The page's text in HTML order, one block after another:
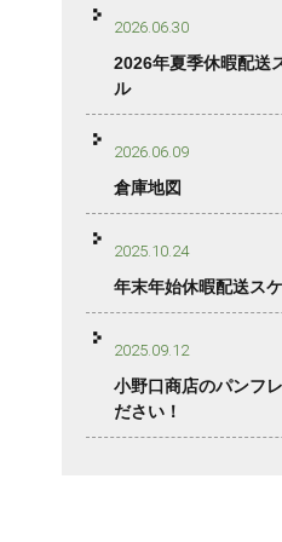
2026.06.30
2026年夏季休暇配送
ル
2026.06.09
倉庫地図
2025.10.24
年末年始休暇配送ス
2025.09.12
小野口商店のパンフ
ださい！